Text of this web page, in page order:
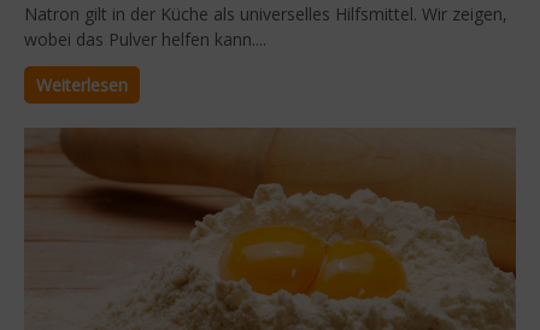
Natron gilt in der Küche als universelles Hilfsmittel. Wir zeigen,
wobei das Pulver helfen kann....
Weiterlesen